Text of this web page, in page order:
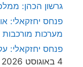
גרשון הכהן:
פנחס יחזקאלי:
מערכות מורכבות
פנחס יחזקאלי:
4 באוגוסט 2026